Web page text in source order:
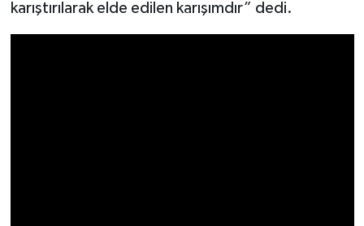
karıştırılarak elde edilen karışımdır” dedi.